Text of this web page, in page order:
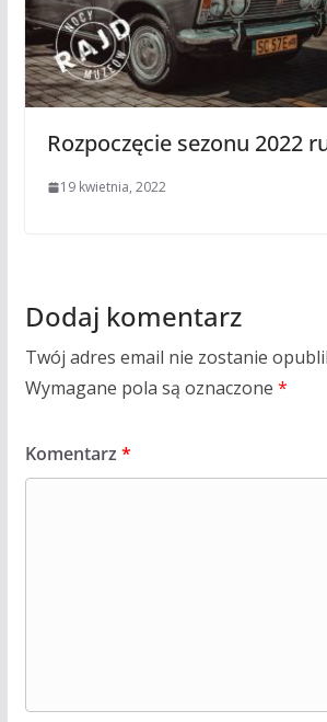
Rozpoczęcie sezonu 2022
19 kwietnia, 2022
Dodaj komentarz
Twój adres email nie zostanie
Wymagane pola są oznaczone *
Komentarz *